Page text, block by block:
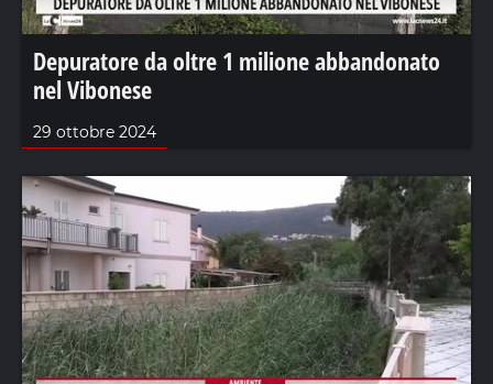
Depuratore da oltre 1 milione abbandonato
nel Vibonese
29 ottobre 2024